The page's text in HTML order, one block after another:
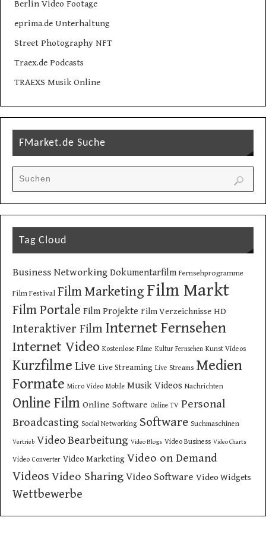
Berlin Video Footage
eprima.de Unterhaltung
Street Photography NFT
Traex.de Podcasts
TRAEXS Musik Online
FMarket.de Suche
Tag Cloud
Business Networking Dokumentarfilm Fernsehprogramme
Film Festival Film Marketing Film Markt
Film Portale Film Projekte Film Verzeichnisse HD
Interaktiver Film Internet Fernsehen
Internet Video Kostenlose Filme Kultur Fernsehen Kunst Videos
Kurzfilme Live Live Streaming Live Streams Medien
Formate Micro Video Mobile Musik Videos Nachrichten
Online Film Online Software Online TV Personal
Broadcasting Social Networking Software Suchmaschinen
Vertrieb Video Bearbeitung Video Blogs Video Business Video Charts
Video Converter Video Marketing Video on Demand
Videos Video Sharing Video Software Video Widgets
Wettbewerbe